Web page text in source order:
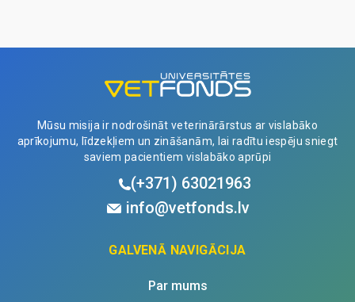
quantity
Mūsu misija ir nodrošināt veterinārārstus ar vislabāko
aprīkojumu, līdzekļiem un zināšanām, lai radītu iespēju sniegt
saviem pacientiem vislabāko aprūpi
(+371) 63021963
info@vetfonds.lv
GALVENĀ NAVIGĀCIJA
Par mums